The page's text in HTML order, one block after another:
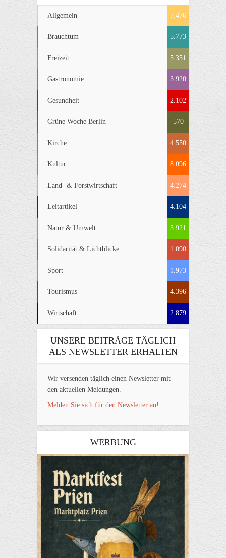
Allgemein 7.476
Brauchtum 5.773
Freizeit 5.351
Gastronomie 3.920
Gesundheit 2.102
Grüne Woche Berlin 570
Kirche 4.550
Kultur 8.096
Land- & Forstwirtschaft 4.274
Leitartikel 4.104
Natur & Umwelt 3.921
Solidarität & Lichtblicke 1.090
Sport 1.973
Tourismus 4.396
Wirtschaft 2.879
UNSERE BEITRÄGE TÄGLICH
ALS NEWSLETTER ERHALTEN
Wir versenden täglich einen Newsletter mit
den aktuellen Meldungen.
Melden Sie sich für den Newsletter an!
WERBUNG